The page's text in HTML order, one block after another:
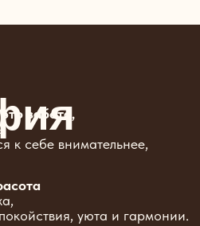
забота,
к себе внимательнее,
уюта и гармонии.